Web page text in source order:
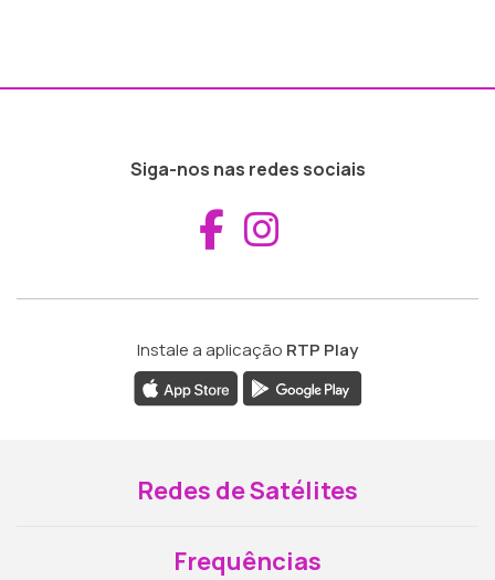
Siga-nos nas redes sociais
Aceder ao
Instale a aplicação RTP Play
Redes de Satélites
Frequências